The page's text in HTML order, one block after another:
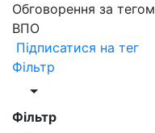
Обговорення за тегом
ВПО
Підписатися на тег
Фільтр
Фільтр